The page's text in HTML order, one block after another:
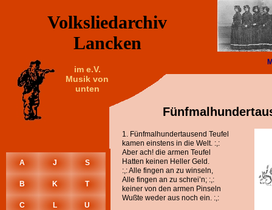
Volksliedarchiv
Lancken
im e.V.
Musik von
unten
A J S
B K T
C L U
1. Fünfmalhundertausend Teufel
kamen einstens in die Welt. :,:
Aber ach! die armen Teufel
Hatten keinen Heller Geld.
:,: Alle fingen an zu winseln,
Alle fingen an zu schrei’n; :,:
keiner von den armen Pinseln
Wußte weder aus noch ein. :,: